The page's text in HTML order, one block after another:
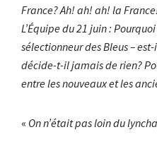
France? Ah! ah! ah! la
L’Équipe du 21 juin :
sélectionneur des Bleus –
décide-t-il jamais de rien?
entre les nouveaux et les
« On n’était pas loin du